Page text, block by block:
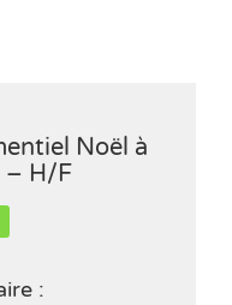
Noël à
– H/F
: